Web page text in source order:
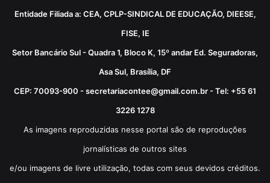
Entidade Filiada a: CEA, CPLP-SINDICAL DE EDUCAÇÃO, DIEESE,
FISE, IE
Setor Bancário Sul - Quadra 1, Bloco K, 15º andar Ed. Seguradoras,
Asa Sul, Brasília, DF
CEP: 70093-900 - secretariacontee@gmail.com.br - Tel: +55 61
3226 1278
As imagens reproduzidas nesse portal são de reproduções
jornalísticas de outros sites
e/ou imagens de livre utilização, todas com seus devidos créditos.